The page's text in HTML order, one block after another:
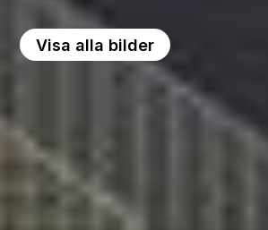
Visa alla bilder